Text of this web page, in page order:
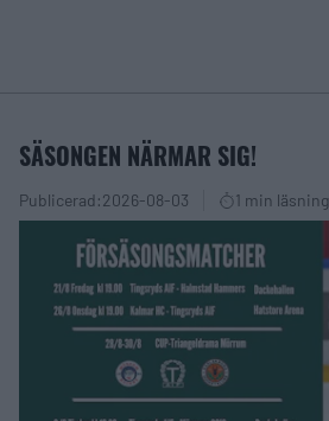
SÄSONGEN NÄRMAR SIG!
Publicerad:2026-08-03 1 min läsning